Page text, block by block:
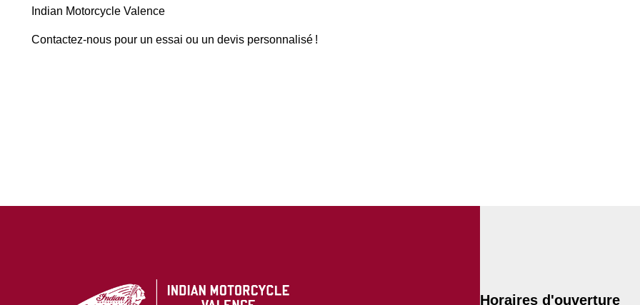
Indian Motorcycle Valence
Contactez-nous pour un essai ou un devis personnalisé !
Horaires d'ouverture